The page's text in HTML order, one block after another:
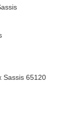
Sassis 65120